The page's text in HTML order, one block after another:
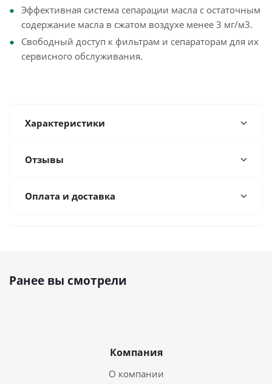
Эффективная система сепарации масла с остаточным
содержание масла в сжатом воздухе менее 3 мг/м3.
Свободный доступ к фильтрам и сепараторам для их
сервисного обслуживания.
Характеристики
Отзывы
Оплата и доставка
Ранее вы смотрели
Компания
О компании